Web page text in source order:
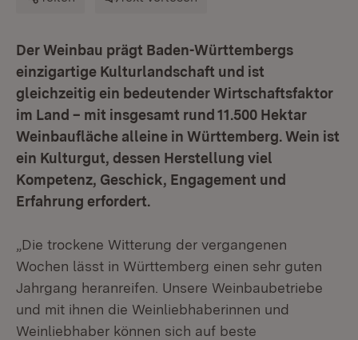
Der Weinbau prägt Baden-Württembergs
einzigartige Kulturlandschaft und ist
gleichzeitig ein bedeutender Wirtschaftsfaktor
im Land – mit insgesamt rund 11.500 Hektar
Weinbaufläche alleine in Württemberg. Wein ist
ein Kulturgut, dessen Herstellung viel
Kompetenz, Geschick, Engagement und
Erfahrung erfordert.
„Die trockene Witterung der vergangenen
Wochen lässt in Württemberg einen sehr guten
Jahrgang heranreifen. Unsere Weinbaubetriebe
und mit ihnen die Weinliebhaberinnen und
Weinliebhaber können sich auf beste